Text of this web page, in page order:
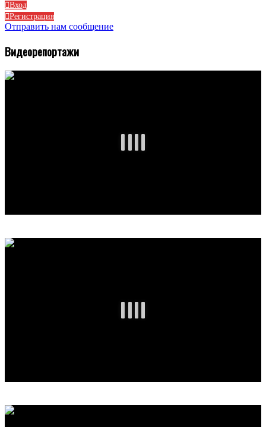
Вход
Регистрация
Отправить нам сообщение
Видеорепортажи